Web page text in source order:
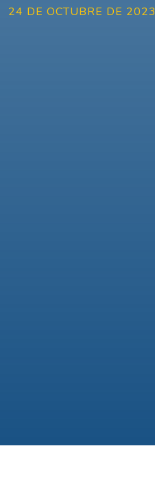
24 DE OCTUBRE DE 2023